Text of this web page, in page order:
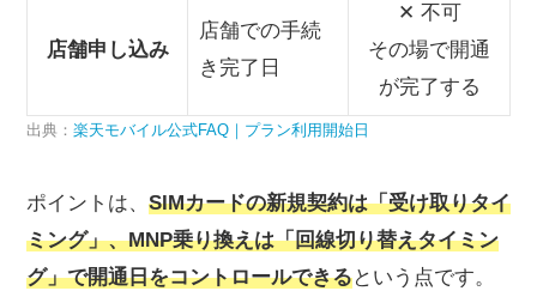
店舗申し込み
店舗での手続
き完了日
✕ 不可
その場で開通
が完了する
出典： 楽天モバイル公式FAQ｜プラン利用開始日
ポイントは、 SIMカードの新規契約は「受け取りタイ
ミング」、MNP乗り換えは「回線切り替えタイミン
グ」で開通日をコントロールできるという点です。